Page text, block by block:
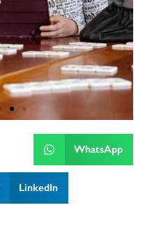
WhatsApp
LinkedIn